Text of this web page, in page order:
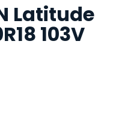
Latitude
103V